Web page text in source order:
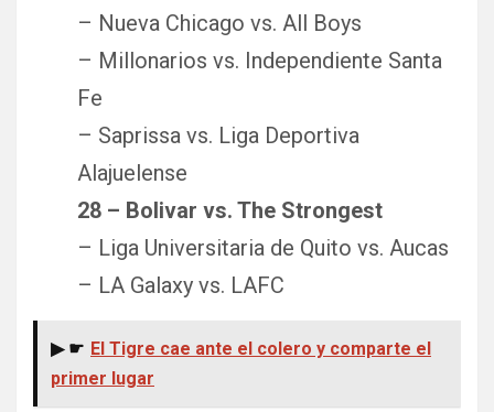
– Nueva Chicago vs. All Boys
– Millonarios vs. Independiente Santa
Fe
– Saprissa vs. Liga Deportiva
Alajuelense
28 – Bolivar vs. The Strongest
– Liga Universitaria de Quito vs. Aucas
– LA Galaxy vs. LAFC
▶ ☛ El Tigre cae ante el colero y comparte el
primer lugar